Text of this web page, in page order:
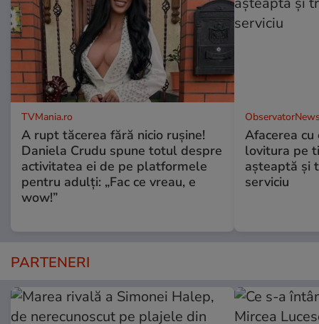
TVMania.ro
A rupt tăcerea fără nicio rușine!
Daniela Crudu spune totul despre
activitatea ei de pe platformele
pentru adulți: „Fac ce vreau, e
wow!”
Afacerea
lovitura pe
aşteaptă şi
serviciu
PARTENERI